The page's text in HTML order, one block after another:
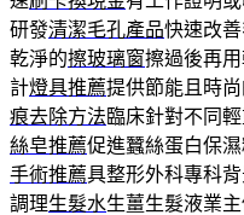
研發清潔毛孔產品快速改
乾淨的擦玻璃窗擦過後再
計燈具推薦提供節能且時
痕去除方法臨床針對不同
絲皂推薦促進蠶絲蛋白保
手術推薦具整形外科專科
調理生髮水生薑生髮液業